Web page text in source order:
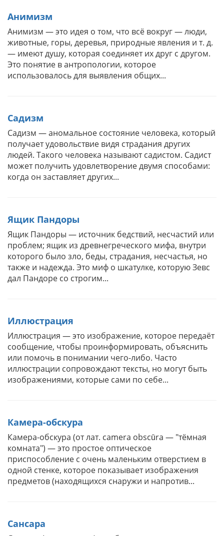
Анимизм
Анимизм — это идея о том, что всё вокруг — люди,
животные, горы, деревья, природные явления и т. д.
— имеют душу, которая соединяет их друг с другом.
Это понятие в антропологии, которое
использовалось для выявления общих...
Садизм
Садизм — аномальное состояние человека, который
получает удовольствие видя страдания других
людей. Такого человека называют садистом. Садист
может получить удовлетворение двумя способами:
когда он заставляет других...
Ящик Пандоры
Ящик Пандоры — источник бедствий, несчастий или
проблем; ящик из древнегреческого мифа, внутри
которого было зло, беды, страдания, несчастья, но
также и надежда. Это миф о шкатулке, которую Зевс
дал Пандоре со строгим...
Иллюстрация
Иллюстрация — это изображение, которое передаёт
сообщение, чтобы проинформировать, объяснить
или помочь в понимании чего-либо. Часто
иллюстрации сопровождают тексты, но могут быть
изображениями, которые сами по себе...
Камера-обскура
Камера-обскура (от лат. camera obscūra — "тёмная
комната") — это простое оптическое
приспособление с очень маленьким отверстием в
одной стенке, которое показывает изображения
предметов (находящихся снаружи и напротив...
Сансара